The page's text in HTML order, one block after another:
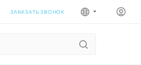
ЗАКАЗАТЬ ЗВОНОК